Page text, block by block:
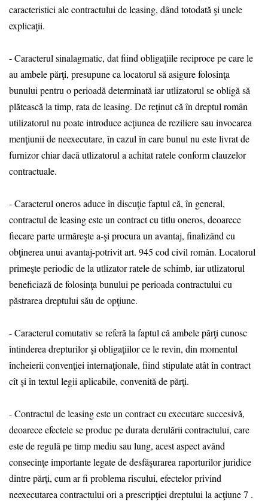
caracteristici ale contractului de leasing, dând totodată şi unele
explicaţii.
- Caracterul sinalagmatic, dat fiind obligaţiile reciproce pe care le
au ambele părţi, presupune ca locatorul să asigure folosinţa
bunului pentru o perioadă determinată iar utlizatorul se obligă să
plătească la timp, rata de leasing. De reţinut că în dreptul român
utilizatorul nu poate introduce acţiunea de reziliere sau invocarea
menţiunii de neexecutare, în cazul în care bunul nu este livrat de
furnizor chiar dacă utlizatorul a achitat ratele conform clauzelor
contractuale.
- Caracterul oneros aduce în discuţie faptul că, în general,
contractul de leasing este un contract cu titlu oneros, deoarece
fiecare parte urmăreşte a-şi procura un avantaj, finalizând cu
obţinerea unui avantaj-potrivit art. 945 cod civil român. Locatorul
primeşte periodic de la utlizator ratele de schimb, iar utlizatorul
beneficiază de folosinţa bunului pe perioada contractului cu
păstrarea dreptului său de opţiune.
- Caracterul comutativ se referă la faptul că ambele părţi cunosc
întinderea drepturilor şi obligaţiilor ce le revin, din momentul
încheierii convenţiei internaţionale, fiind stipulate atât în contract
cît şi în textul legii aplicabile, convenită de părţi.
- Contractul de leasing este un contract cu executare succesivă,
deoarece efectele se produc pe durata derulării contractului, care
este de regulă pe timp mediu sau lung, acest aspect având
consecinţe importante legate de desfăşurarea raporturilor juridice
dintre părţi, cum ar fi problema riscului, efectelor privind
neexecutarea contractului ori a prescripţiei dreptului la acţiune 7 .